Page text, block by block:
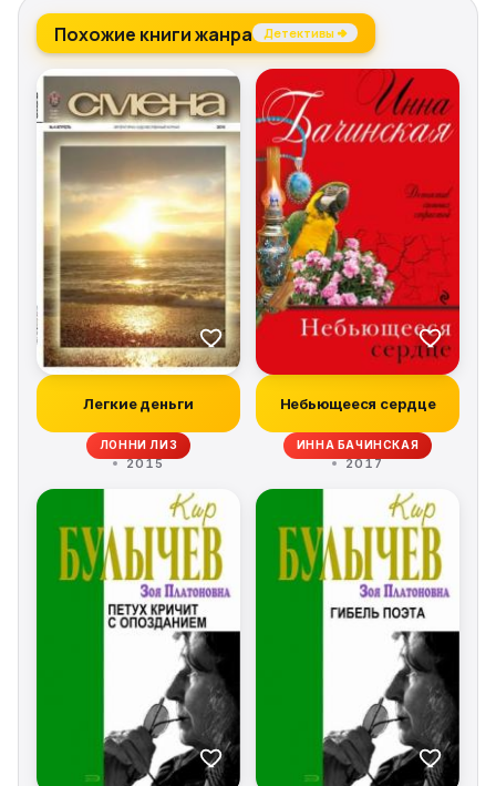
Похожие книги жанра Детективы →
Легкие деньги
ЛОННИ ЛИЗ
2015
Небьющееся сердце
ИННА БАЧИНСКАЯ
2017